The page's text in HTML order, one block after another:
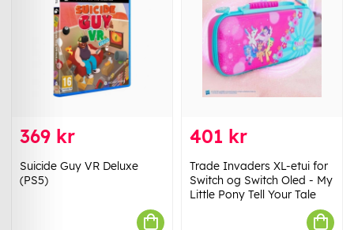
369 kr
Suicide Guy VR Deluxe
(PS5)
401 kr
Trade Invaders XL-etui for
Switch og Switch Oled - My
Little Pony Tell Your Tale